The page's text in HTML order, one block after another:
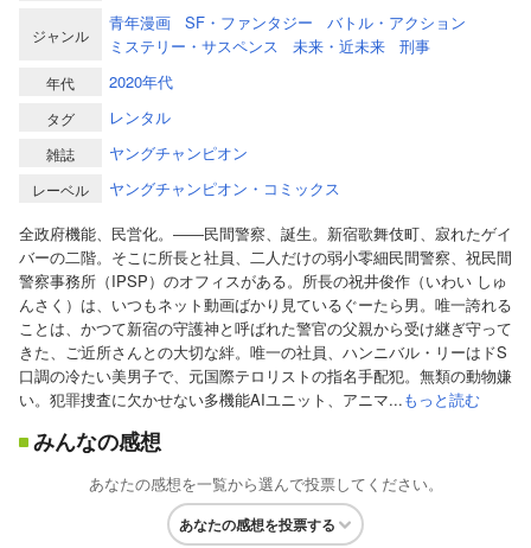
ジャンル
青年漫画 SF・ファンタジー
バトル・アクション
ミステリー・サスペンス
未来・近未来 刑事
年代 2020年代
タグ レンタル
雑誌 ヤングチャンピオン
レーベル
ヤングチャンピオン・コミックス
全政府機能、民営化。――民間警察、誕生。新宿歌舞伎町、寂れたゲイ
バーの二階。そこに所長と社員、二人だけの弱小零細民間警察、祝民間
警察事務所（IPSP）のオフィスがある。所長の祝井俊作（いわい しゅ
んさく）は、いつもネット動画ばかり見ているぐーたら男。唯一誇れる
ことは、かつて新宿の守護神と呼ばれた警官の父親から受け継ぎ守って
きた、ご近所さんとの大切な絆。唯一の社員、ハンニバル・リーはドS
口調の冷たい美男子で、元国際テロリストの指名手配犯。無類の動物嫌
い。犯罪捜査に欠かせない多機能AIユニット、アニマ...もっと読む
みんなの感想
あなたの感想を一覧から選んで投票してください。
あなたの感想を投票する